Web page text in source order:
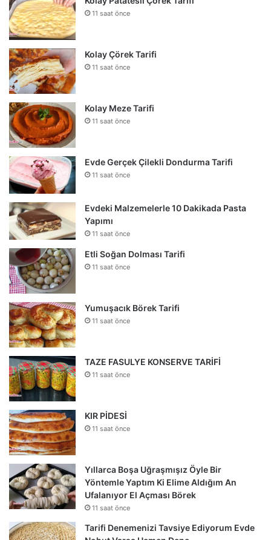
11 saat önce
Kolay Çörek Tarifi
11 saat önce
Kolay Meze Tarifi
11 saat önce
Evde Gerçek Çilekli Dondurma Tarifi
11 saat önce
Evdeki Malzemelerle 10 Dakikada Pasta
Yapımı
11 saat önce
Etli Soğan Dolması Tarifi
11 saat önce
Yumuşacık Börek Tarifi
11 saat önce
TAZE FASULYE KONSERVE TARİFİ
11 saat önce
KIR PİDESİ
11 saat önce
Yıllarca Boşa Uğraşmışız Öyle Bir
Yöntemle Yaptım Ki Elime Aldığım An
Ufalanıyor El Açması Börek
11 saat önce
Tarifi Denemenizi Tavsiye Ediyorum Evde